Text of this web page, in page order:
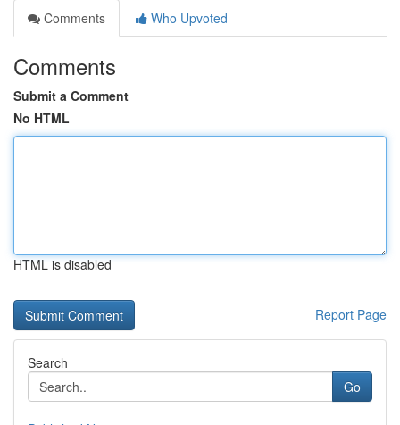
Comments
Who Upvoted
Comments
Submit a Comment
No HTML
HTML is disabled
Report Page
Search
Go